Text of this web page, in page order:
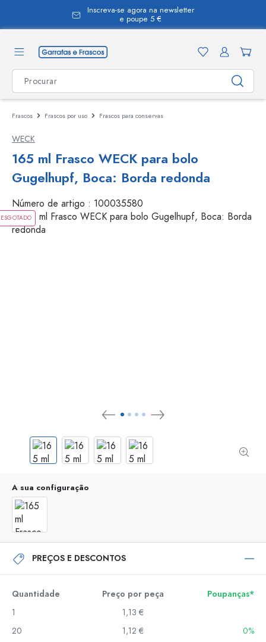
Inscreva-se agora na newsletter
e poupe 5 €
Frascos Frascos por uso Frascos para conservas
WECK
165 ml Frasco WECK para bolo
Gugelhupf, Boca: Borda redonda
Número de artigo : 100035580
ESGOTADO
A sua configuração
PREÇOS E DESCONTOS
Quantidade Preço por peça
Poupanças*
1
1,13 €
20
1,12 €
0%